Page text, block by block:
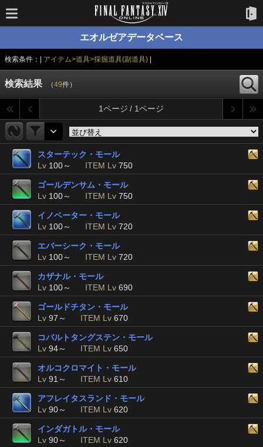
エオルゼアデータベース
検索条件：| アイテム>道具>採掘道具(副道具)|
検索結果 （49件）
1ページ / 1ページ
スターテック・モール
Lv 100～ ITEM Lv 750
ゴールデンサム・モール
Lv 100～ ITEM Lv 750
イノベーター・モール
Lv 100～ ITEM Lv 720
エバーシーク・モール
Lv 100～ ITEM Lv 720
カザナル・モール
Lv 100～ ITEM Lv 690
ゴールドチタン・モール
Lv 97～ ITEM Lv 670
コバルトタングステン・モール
Lv 94～ ITEM Lv 650
オルコクロマイト・モール
Lv 91～ ITEM Lv 610
アフレイタスランド・モール
Lv 90～ ITEM Lv 620
インダガトル・モール
Lv 90～ ITEM Lv 620